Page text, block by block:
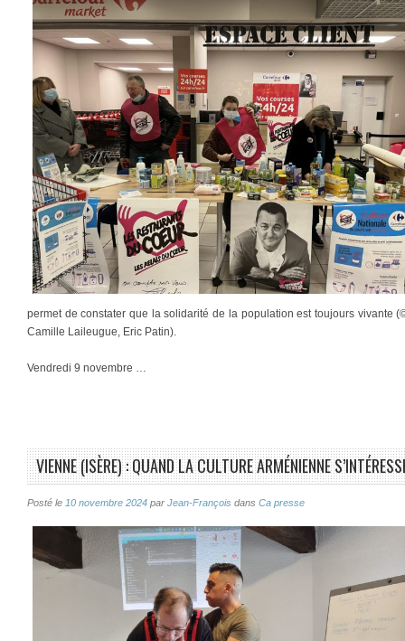
permet de constater que la solidarité de la population est toujours vivante
Camille Laileugue, Eric Patin).
Vendredi 9 novembre …
VIENNE (ISÈRE) : QUAND LA CULTURE ARMÉNIENNE
Posté le 10 novembre 2024 par Jean-François dans Ca presse